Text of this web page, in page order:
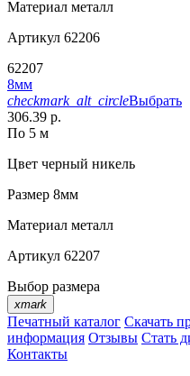
Материал металл
Артикул 62206
62207
8мм
checkmark_alt_circleВыбрать
306.39 р.
По 5 м
Цвет черный никель
Размер 8мм
Материал металл
Артикул 62207
Выбор размера
xmark
Печатный каталог Скачать
информация Отзывы Стать
Контакты